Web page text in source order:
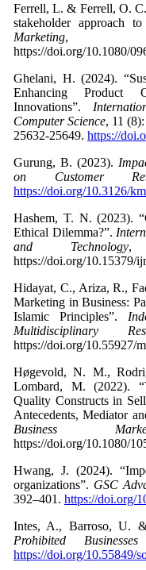
Ferrell, L. & Ferrell, O.
stakeholder approach
Marketing,
https://doi.org/10.1080/
Ghelani, H. (2024).
Enhancing Product
Innovations”.
Computer Science, 11 (8):
25632-25649. https://
Gurung, B. (2023).
on Customer
https://doi.org/10.3126/
Hashem, T. N. (2023).
Ethical Dilemma?”.
and Technology,
https://doi.org/10.15379/
Hidayat, C., Ariza, R.,
Marketing in Business:
Islamic Principles”.
Multidisciplinary
https://doi.org/10.55927/
Høgevold, N. M.,
Lombard, M. (2022).
Quality Constructs in
Antecedents, Mediator
Business
https://doi.org/10.1080/
Hwang, J. (2024).
organizations”. GSC
392–401. https://doi.org/
Intes, A., Barroso, U.
Prohibited
https://doi.org/10.55849/